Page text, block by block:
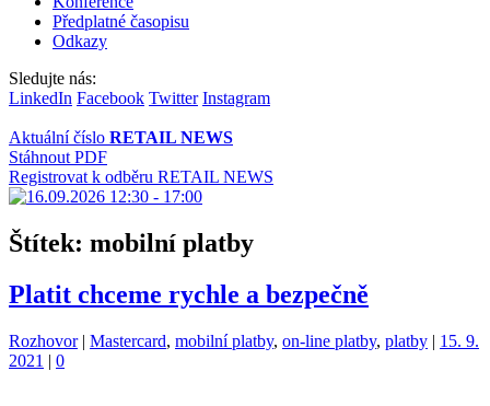
Předplatné časopisu
Odkazy
Sledujte nás:
LinkedIn Facebook Twitter Instagram
Aktuální číslo RETAIL NEWS
Stáhnout PDF
Registrovat k odběru RETAIL NEWS
Štítek: mobilní platby
Platit chceme rychle a bezpečně
Kategorie:
Rozhovor | Štítky:
Mastercard, mobilní platby, on-line platby, platby | 15. 9.
2021 | 0